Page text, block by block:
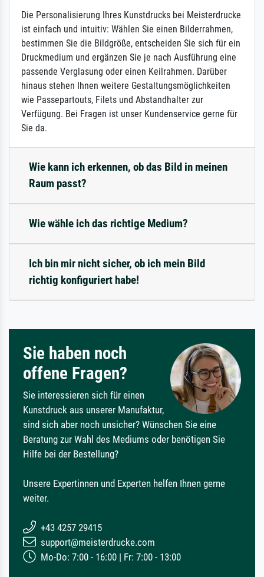
Die Personalisierung Ihres Kunstdrucks bei Meisterdrucke
ist einfach und intuitiv: Wählen Sie einen Bilderrahmen,
bestimmen Sie die Bildgröße, entscheiden Sie sich für ein
Druckmedium und ergänzen Sie je nach Ausführung eine
passende Verglasung oder einen Keilrahmen. Darüber
hinaus stehen Ihnen weitere Gestaltungsmöglichkeiten
wie Passepartouts, Filets und Abstandhalter zur
Verfügung. Bei Fragen ist unser Kundenservice gerne für
Sie da.
Wie kann ich erkennen, ob das Bild in meinen
Raum passt?
Wie wähle ich das richtige Medium?
Ich bin mir nicht sicher, ob ich mein Bild
richtig konfiguriert habe!
Sie haben noch
offene Fragen?
Sie interessieren sich für einen
Kunstdruck aus unserer Manufaktur,
sind sich aber noch unsicher? Wünschen Sie eine
Beratung zur Wahl des Mediums oder benötigen Sie
Hilfe bei der Bestellung?
Unsere Expertinnen und Experten helfen Ihnen gerne
weiter.
+43 4257 29415
support@meisterdrucke.com
Mo-Do: 7:00 - 16:00 | Fr: 7:00 - 13:00